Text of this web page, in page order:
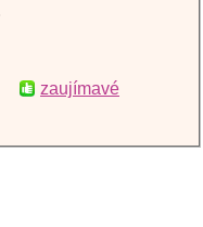
zaujímavé